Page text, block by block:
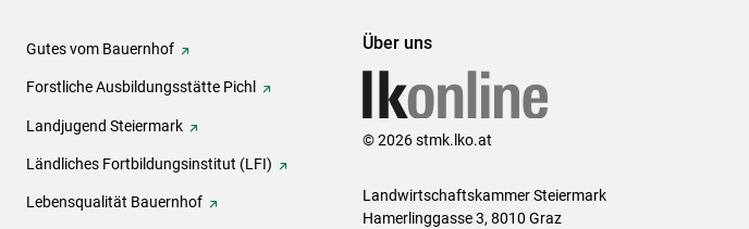
Gutes vom Bauernhof
Forstliche Ausbildungsstätte Pichl
Landjugend Steiermark
Ländliches Fortbildungsinstitut (LFI)
Lebensqualität Bauernhof
Über uns
© 2026 stmk.lko.at
Landwirtschaftskammer Steiermark
Hamerlinggasse 3, 8010 Graz